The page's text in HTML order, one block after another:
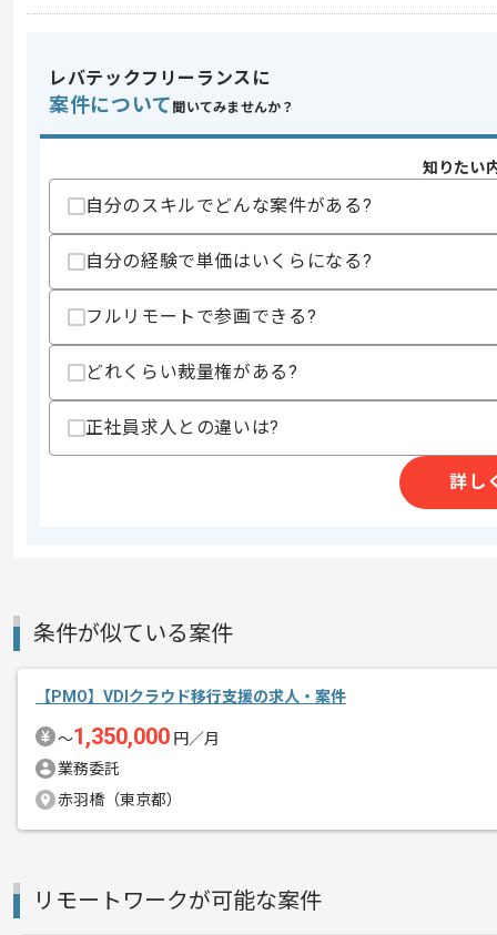
スキル
・関係各所との簡易的な連携・調整経験
・ 結合テスト、システムテストのテス
・PM、PMO、PLの経験
・マネジメント、上流工程経験
・開発経験(4年以上)
スキルに不安がある方へ
上記に似た経験やスキルをお持ちであれば申
メント
システム、ソフトウェア開発事業を展
今回は大手流通取次システム更改案件
PMOとしての実務経験を活かしたい方
レバテックフリーランスに
案件について 聞いてみませんか？
知りたい
自分のスキルでどんな案件がある?
自分の経験で単価はいくらになる?
フルリモートで参画できる?
どれくらい裁量権がある?
正社員求人との違いは?
詳し
条件が似ている案件
【PMO】VDIクラウド移行支援の求人・案件
〜1,350,000 円／月
業務委託
赤羽橋（東京都）
リモートワークが可能な案件